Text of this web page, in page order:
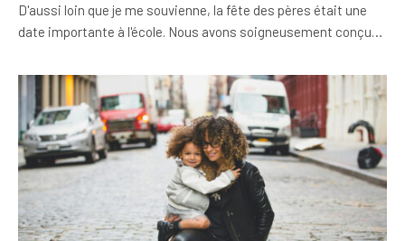
D'aussi loin que je me souvienne, la fête des pères était une
date importante à l'école. Nous avons soigneusement conçu…